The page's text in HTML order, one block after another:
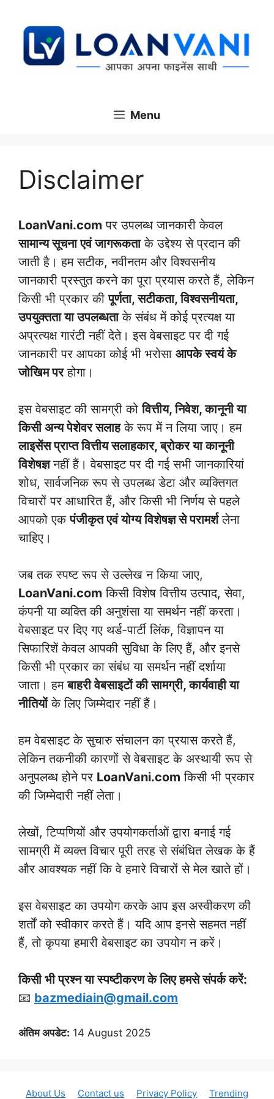
content
Menu
Disclaimer
LoanVani.com पर उपलब्ध जानकारी केवल
सामान्य सूचना एवं जागरूकताके उद्देश्य से प्रदान की
जाती है। हम सटीक, नवीनतम और विश्वसनीय
जानकारी प्रस्तुत करने का पूरा प्रयास करते हैं, लेकिन
किसी भी प्रकार कीपूर्णता, सटीकता, विश्वसनीयता,
उपयुक्तता या उपलब्धताके संबंध में कोई प्रत्यक्ष या
अप्रत्यक्ष गारंटी नहीं देते। इस वेबसाइट पर दी गई
जानकारी पर आपका कोई भी भरोसा आपके स्वयं के
जोखिम परहोगा।
इस वेबसाइट की सामग्री कोवित्तीय, निवेश, कानूनी या
किसी अन्य पेशेवर सलाहके रूप में न लिया जाए। हम
लाइसेंस प्राप्त वित्तीय सलाहकार, ब्रोकर या कानूनी
विशेषज्ञनहीं हैं। वेबसाइट पर दी गई सभी जानकारियां
शोध, सार्वजनिक रूप से उपलब्ध डेटा और व्यक्तिगत
विचारों पर आधारित हैं, और किसी भी निर्णय से पहले
आपको एकपंजीकृत एवं योग्य विशेषज्ञ से परामर्शलेना
चाहिए।
जब तक स्पष्ट रूप से उल्लेख न किया जाए,
LoanVani.com किसी विशेष वित्तीय उत्पाद, सेवा,
कंपनी या व्यक्ति की अनुशंसा या समर्थन नहीं करता।
वेबसाइट पर दिए गए थर्ड-पार्टी लिंक, विज्ञापन या
सिफारिशें केवल आपकी सुविधा के लिए हैं, और इनसे
किसी भी प्रकार का संबंध या समर्थन नहीं दर्शाया
जाता। हमबाहरी वेबसाइटों की सामग्री, कार्यवाही या
नीतियोंके लिए जिम्मेदार नहीं हैं।
हम वेबसाइट के सुचारु संचालन का प्रयास करते हैं,
लेकिन तकनीकी कारणों से वेबसाइट के अस्थायी रूप से
अनुपलब्ध होने पर LoanVani.com किसी भी प्रकार
की जिम्मेदारी नहीं लेता।
लेखों, टिप्पणियों और उपयोगकर्ताओं द्वारा बनाई गई
सामग्री में व्यक्त विचार पूरी तरह से संबंधित लेखक के हैं
और आवश्यक नहीं कि वे हमारे विचारों से मेल खाते हों।
इस वेबसाइट का उपयोग करके आप इस अस्वीकरण की
शर्तों को स्वीकार करते हैं। यदि आप इनसे सहमत नहीं
हैं, तो कृपया हमारी वेबसाइट का उपयोग न करें।
किसी भी प्रश्न या स्पष्टीकरण के लिए हमसे संपर्क करें:
📧 bazmediain@gmail.com
अंतिम अपडेट: 14 August 2025
About Us Contact us Privacy Policy Trending